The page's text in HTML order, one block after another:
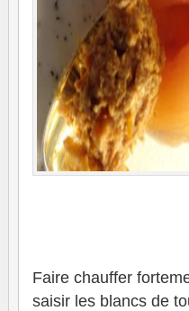
Faire chauffer
saisir les blancs de